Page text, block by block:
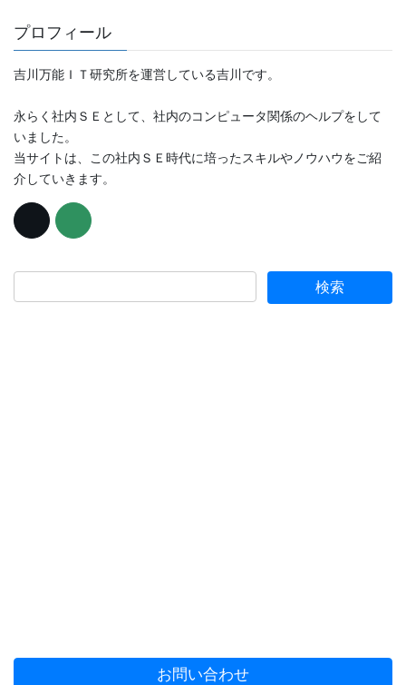
プロフィール
吉川万能ＩＴ研究所を運営している吉川です。
永らく社内ＳＥとして、社内のコンピュータ関係のヘルプをして
いました。
当サイトは、この社内ＳＥ時代に培ったスキルやノウハウをご紹
介していきます。
お問い合わせ